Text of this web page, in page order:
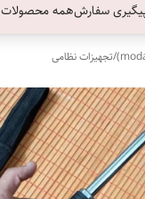
سفارشهمه محصولات
/تجهیزات نظامی